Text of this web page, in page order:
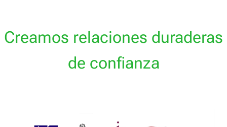
Creamos relaciones duraderas
de confianza